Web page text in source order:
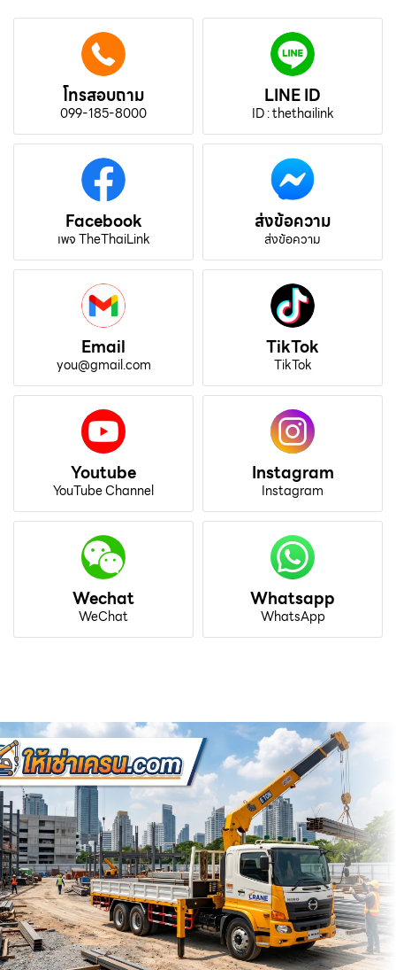
โทรสอบถาม
099-185-8000
LINE ID
ID : thethailink
Facebook
เพจ TheThaiLink
ส่งข้อความ
ส่งข้อความ
Email
you@gmail.com
TikTok
TikTok
Youtube
YouTube Channel
Instagram
Instagram
Wechat
WeChat
Whatsapp
WhatsApp